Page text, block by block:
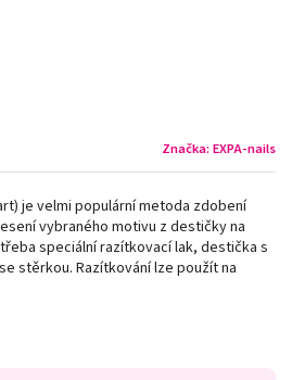
Značka: EXPA-nails
je velmi populární metoda zdobení
vybraného motivu z destičky na
speciální razítkovací lak, destička s
stěrkou. Razítkování lze použít na